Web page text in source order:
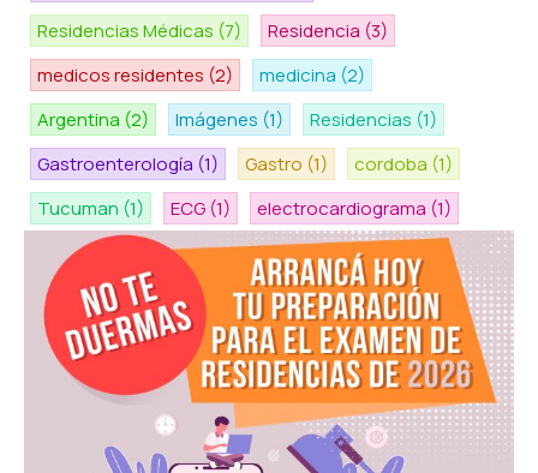
Residencias Médicas (7) Residencia (3)
medicos residentes (2) medicina (2)
Argentina (2) Imágenes (1) Residencias (1)
Gastroenterología (1) Gastro (1) cordoba (1)
Tucuman (1) ECG (1) electrocardiograma (1)